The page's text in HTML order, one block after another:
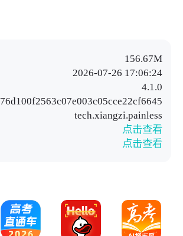
156.67M
2026-07-26 17:06:24
4.1.0
76d100f2563c07e003c05cce22cf6645
tech.xiangzi.painless
点击查看
点击查看